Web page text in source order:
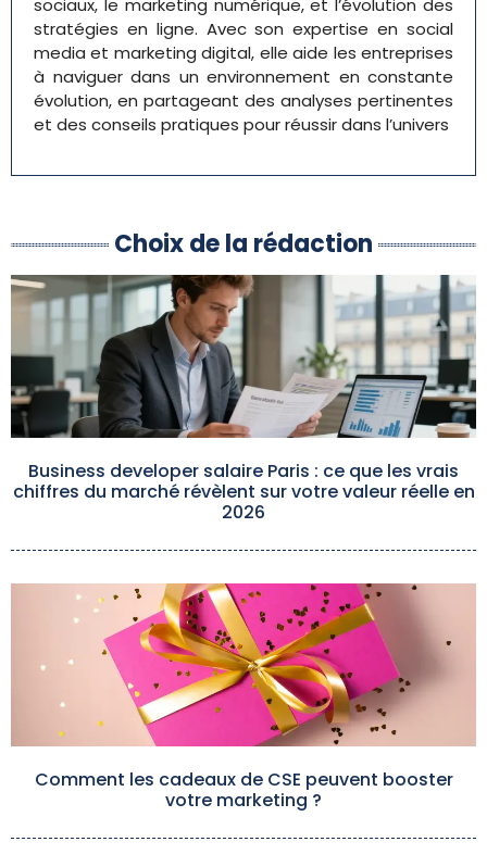
sociaux, le marketing numérique, et l’évolution des
stratégies en ligne. Avec son expertise en social
media et marketing digital, elle aide les entreprises
à naviguer dans un environnement en constante
évolution, en partageant des analyses pertinentes
et des conseils pratiques pour réussir dans l’univers
Choix de la rédaction
Business developer salaire Paris : ce que les vrais
chiffres du marché révèlent sur votre valeur réelle en
2026
Comment les cadeaux de CSE peuvent booster
votre marketing ?